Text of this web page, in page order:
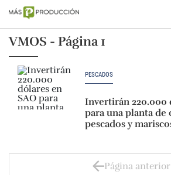
VMOS - Página 1
PESCADOS
Invertirán 220.000
para una planta de
pescados y
Página anterior